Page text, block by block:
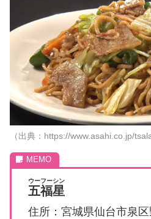
（出典：https://www.asahi.co.jp/
五福星
ウーフーシン
住所：宮城県仙台市泉